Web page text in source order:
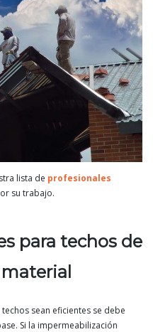
lista de profesionales
su trabajo.
para techos de
sean eficientes se debe
Si la impermeabilización